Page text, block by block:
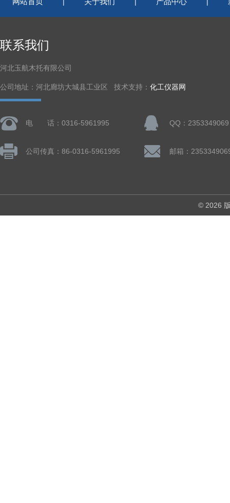
联系我们
河北玉航木托有限公司
公司地址：河北廊坊大城县工业区 技术支持： 化工仪器网
电 话：0316-5961995 QQ：2353349069
公司传真：86-0316-5961995 邮箱：
© 2026